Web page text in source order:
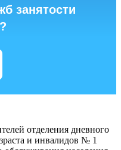
занятости
отделения дневного
и инвалидов № 1